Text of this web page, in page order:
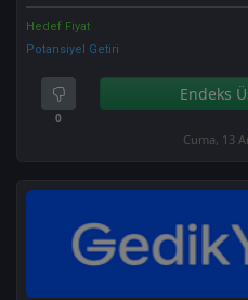
Hedef Fiyat
Potansiyel Getiri
0
Endeks
Cuma, 13